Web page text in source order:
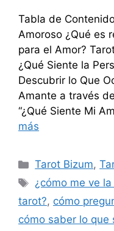
Tabla de
Amoroso ¿Qué es
para el Amor?
¿Qué Siente la
Descubrir lo Que
Amante a través
“¿Qué Siente Mi
más
Categorías
Tarot Bizum,
Etiquetas
¿cómo me ve
tarot?, cómo
cómo saber lo